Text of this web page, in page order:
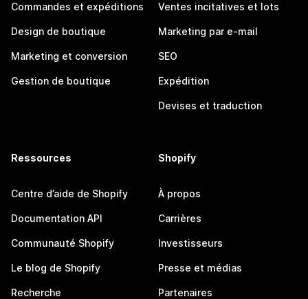
Commandes et expéditions
Design de boutique
Marketing et conversion
Gestion de boutique
Ventes incitatives et lots
Marketing par e-mail
SEO
Expédition
Devises et traduction
Ressources
Centre d’aide de Shopify
Documentation API
Communauté Shopify
Le blog de Shopify
Recherche
Shopify
À propos
Carrières
Investisseurs
Presse et médias
Partenaires